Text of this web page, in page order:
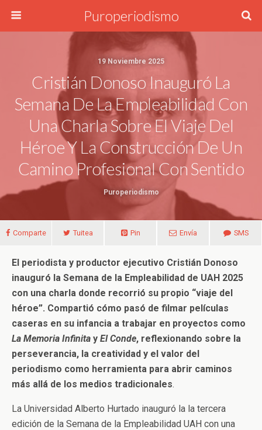
Puroperiodismo
19 Noviembre 2025
Cristián Donoso Inauguró La
Semana De La Empleabilidad Con
Una Charla Sobre El Viaje Del
Héroe Y La Construcción De Un
Camino Profesional Con Sentido
Puroperiodismo
Comparte Tuitea Pin Envía SMS
El periodista y productor ejecutivo Cristián Donoso
inauguró la Semana de la Empleabilidad de UAH 2025
con una charla donde recorrió su propio “viaje del
héroe”. Compartió cómo pasó de filmar películas
caseras en su infancia a trabajar en proyectos como
La Memoria Infinita y El Conde, reflexionando sobre la
perseverancia, la creatividad y el valor del
periodismo como herramienta para abrir caminos
más allá de los medios tradicionales.
La Universidad Alberto Hurtado inauguró la la tercera
edición de la Semana de la Empleabilidad UAH con una